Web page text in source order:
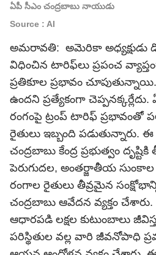
ఏపీ సీఎం చంద్రబాబు నాయుడు
Source : AI
అమరావతి: అమెరికా అధ్యక్షుడు
విధించిన టారిఫ్‌లు ప్రపంచ
ప్రతికూల ప్రభావం
ఉందని ప్రత్యేకంగా
రంగంపై ట్రంప్ టారిఫ్ ప్రభావంతో
రైతులు ఇబ్బంది
చంద్రబాబు కేంద్ర ప్రభుత్వం దృష్టికి
పెరుగుదల, అంతర్జాతీయ
రంగాల రైతులు తీవ్రమైన
చంద్రబాబు ఆవేదన వ్యక్తం
ఆధారపడి లక్షల కుటుంబాలు
పరిస్థితుల వల్ల వారి జీవనోపాధి